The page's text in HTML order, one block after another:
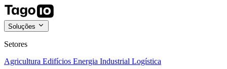
Soluções
Setores
Agricultura Edifícios Energia Industrial Logística